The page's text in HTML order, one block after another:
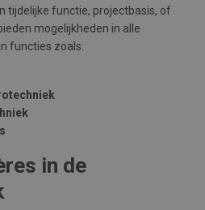
tijdelijke functie, projectbasis, of
mogelijkheden in alle
functies zoals:
in de